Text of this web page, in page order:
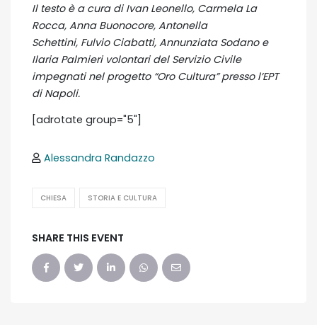
Il testo è a cura di Ivan Leonello, Carmela La
Rocca, Anna Buonocore, Antonella
Schettini, Fulvio Ciabatti, Annunziata Sodano e
Ilaria Palmieri volontari del Servizio Civile
impegnati nel progetto “Oro Cultura” presso l’EPT
di Napoli.
[adrotate group="5"]
Alessandra Randazzo
CHIESA STORIA E CULTURA
SHARE THIS EVENT